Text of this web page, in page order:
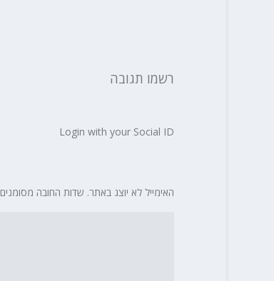
רשמו תגובה
Login with your Social ID
האימייל לא יוצג באתר. שדות החובה מסומנים